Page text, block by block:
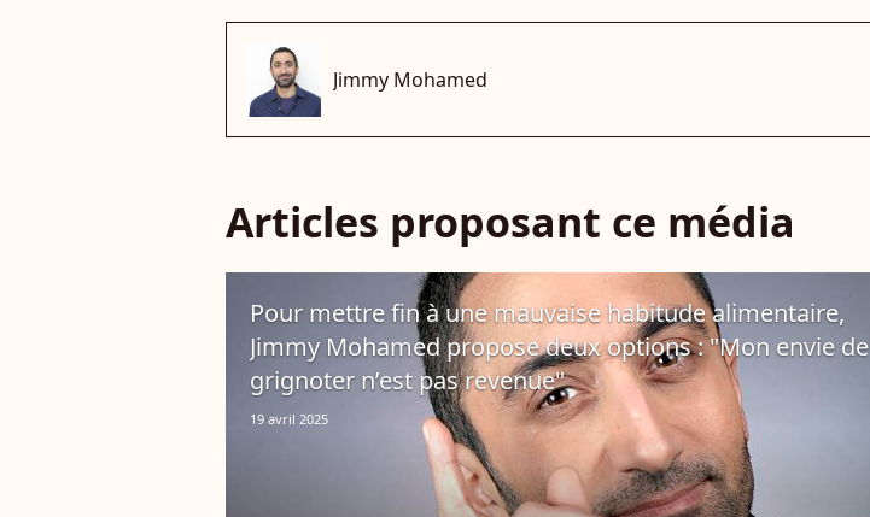
Jimmy Mohamed
Articles proposant ce média
Pour mettre fin à une mauvaise habitude alimentaire,
Jimmy Mohamed propose deux options : "Mon envie de
grignoter n’est pas revenue"
19 avril 2025